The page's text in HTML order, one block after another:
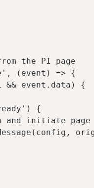
the PI page
(event) => {
&& event.data) {
{
and initiate page